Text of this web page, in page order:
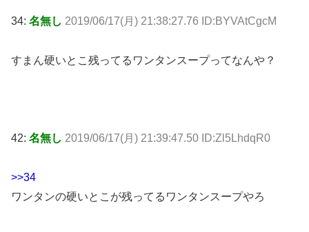
34: 名無し 2019/06/17(月) 21:38:27.76 ID:BYVAtCgcM
すまん硬いとこ残ってるワンタンスープってなんや？
42: 名無し 2019/06/17(月) 21:39:47.50 ID:Zl5LhdqR0
>>34
ワンタンの硬いとこが残ってるワンタンスープやろ